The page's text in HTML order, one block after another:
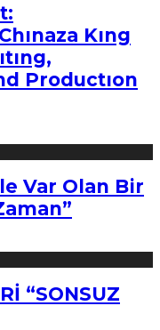
Kıng
Productıon
Var Olan Bir
“SONSUZ